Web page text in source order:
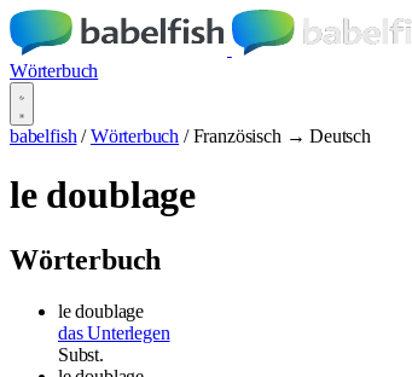
Wörterbuch
babelfish / Wörterbuch / Französisch → Deutsch
le doublage
Wörterbuch
le doublage
das Unterlegen
Subst.